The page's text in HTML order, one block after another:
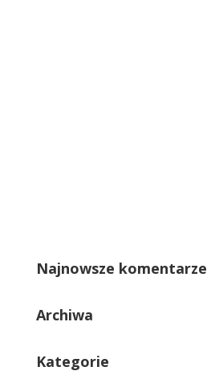
Najnowsze komentarze
Archiwa
Kategorie